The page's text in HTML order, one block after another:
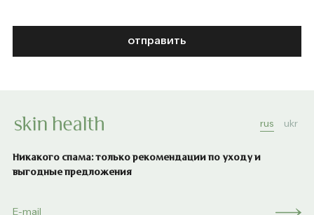
отправить
rus ukr
Никакого спама: только рекомендации по уходу и
выгодные предложения